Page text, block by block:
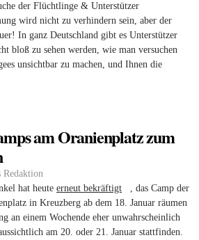
der Flüchtlinge & Unterstützer
wird nicht zu verhindern sein, aber der
In ganz Deutschland gibt es Unterstützer
bloß zu sehen werden, wie man versuchen
unsichtbar zu machen, und Ihnen die
am Oranienplatz zum
Redaktion
hat heute erneut bekräftigt (link is external)
, das Camp der
in Kreuzberg ab dem 18. Januar räumen
an einem Wochende eher unwahrscheinlich
am 20. oder 21. Januar stattfinden.